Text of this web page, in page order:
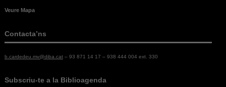
Veure Mapa
Contacta’ns
b.cardedeu.mv@diba.cat– 93 871 14 17 – 938 444 004 ext. 330
Subscriu-te a la Biblioagenda